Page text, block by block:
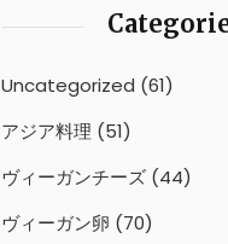
Uncategorized (61)
アジア料理 (51)
ヴィーガンチーズ (44)
ヴィーガン卵 (70)